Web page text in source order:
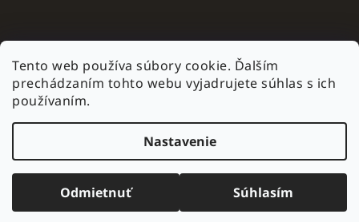
Tento web používa súbory cookie. Ďalším
prechádzaním tohto webu vyjadrujete súhlas s ich
používaním.
Nastavenie
Odmietnuť Súhlasím
AC mobile.cz
Vytvoril Shoptet
Copyright 2026 AC mobile . Všetky práva vyhradené.